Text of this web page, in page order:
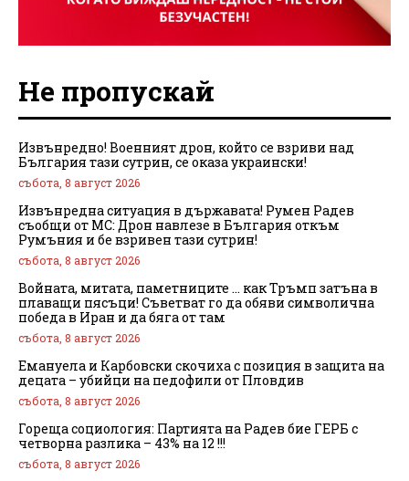
Не пропускай
Извънредно! Военният дрон, който се взриви над
България тази сутрин, се оказа украински!
събота, 8 август 2026
Извънредна ситуация в държавата! Румен Радев
съобщи от МС: Дрон навлезе в България откъм
Румъния и бе взривен тази сутрин!
събота, 8 август 2026
Войната, митата, паметниците … как Тръмп затъна в
плаващи пясъци! Съветват го да обяви символична
победа в Иран и да бяга от там
събота, 8 август 2026
Емануела и Карбовски скочиха с позиция в защита на
децата – убийци на педофили от Пловдив
събота, 8 август 2026
Гореща социология: Партията на Радев бие ГЕРБ с
четворна разлика – 43% на 12 !!!
събота, 8 август 2026